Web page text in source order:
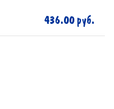
436.00 руб.